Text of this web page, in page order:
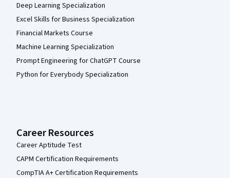
Deep Learning Specialization
Excel Skills for Business Specialization
Financial Markets Course
Machine Learning Specialization
Prompt Engineering for ChatGPT Course
Python for Everybody Specialization
Career Resources
Career Aptitude Test
CAPM Certification Requirements
CompTIA A+ Certification Requirements